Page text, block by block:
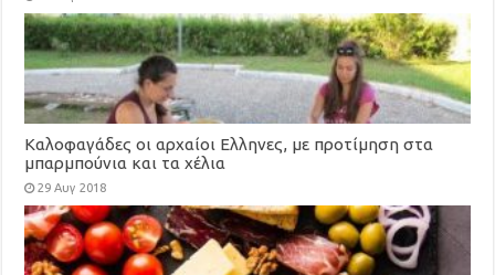
Καλοφαγάδες οι αρχαίοι Ελληνες, με προτίμηση στα
μπαρμπούνια και τα χέλια
29 Αυγ 2018